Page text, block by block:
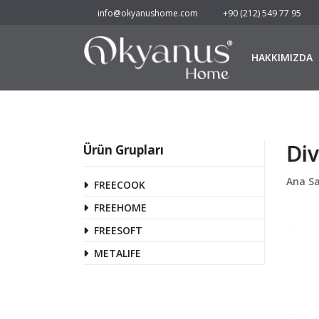
info@okyanushome.com +90 (212) 549 77 95
HAKKIMIZDA
Ürün Grupları
FREECOOK
FREEHOME
FREESOFT
METALIFE
Ana